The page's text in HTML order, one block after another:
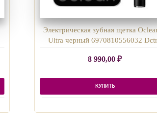
Электрическая зубная щетка
Ultra черный 6970810556032
8 990,00₽
КУПИТЬ